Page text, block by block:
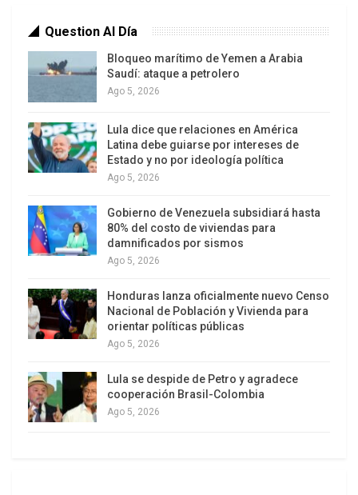
Fue precisamente en plena campaña por la
Secretaría General, cuando aparecieron los
primeros ataques. Corresponsales de un medio
argentino acreditados en Washington y replicados
por otros de Centroamérica, lanzaron versiones
que el entonces Canciller Ramdin era una suerte
de candidato controlado y respaldado por la
República Popular China, que intentaría utilizarlo
para controlar un organismo clave de la región
como es la OEA, y avanzar así sus intereses
expansionistas en America Latina.
Question Al Día
Bloqueo marítimo de Yemen a Arabia
Saudí: ataque a petrolero
Ago 5, 2026
Lula dice que relaciones en América
Latina debe guiarse por intereses de
Estado y no por ideología política
Ago 5, 2026
Gobierno de Venezuela subsidiará hasta
80% del costo de viviendas para
damnificados por sismos
Ago 5, 2026
Honduras lanza oficialmente nuevo Censo
Nacional de Población y Vivienda para
orientar políticas públicas
Ago 5, 2026
Lula se despide de Petro y agradece
cooperación Brasil-Colombia
Ago 5, 2026